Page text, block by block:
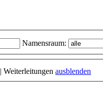
Namensraum:
| Weiterleitungen ausblenden